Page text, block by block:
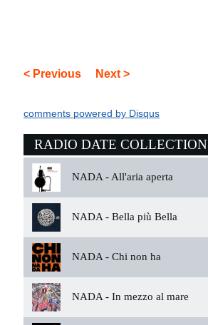
< Previous Next >
comments powered by Disqus
RADIO DATE COLLECTION
NADA - All'aria aperta
NADA - Bella più Bella
NADA - Chi non ha
NADA - In mezzo al mare